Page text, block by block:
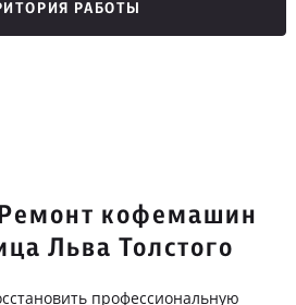
РАБОТЫ
кофемашин
Льва Толстого
профессиональную